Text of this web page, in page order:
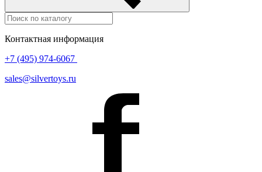
Контактная информация
+7 (495) 974-6067
sales@silvertoys.ru